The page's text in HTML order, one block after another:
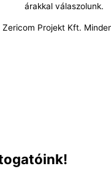
árakkal válaszolunk.
Zericom Projekt Kft.